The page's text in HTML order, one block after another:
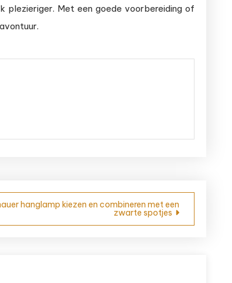
Met een goede voorbereiding of
hanglamp kiezen en combineren met een
zwarte spotjes